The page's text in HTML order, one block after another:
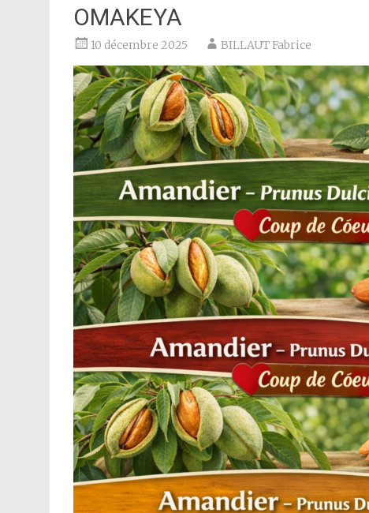
OMAKEYA
10 décembre 2025 BILLAUT Fabrice